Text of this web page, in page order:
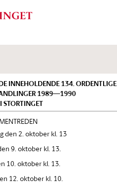
INNEHOLDENDE 134. ORDENTLIGE
1989—1990
STORTINGET
den 2. oktober kl. 13
9. oktober kl. 13.
10. oktober kl. 13.
12. oktober kl. 10.